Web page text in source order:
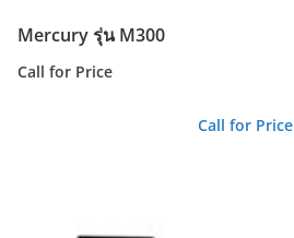
Mercury รุ่น M300
Call for Price
Call for Price